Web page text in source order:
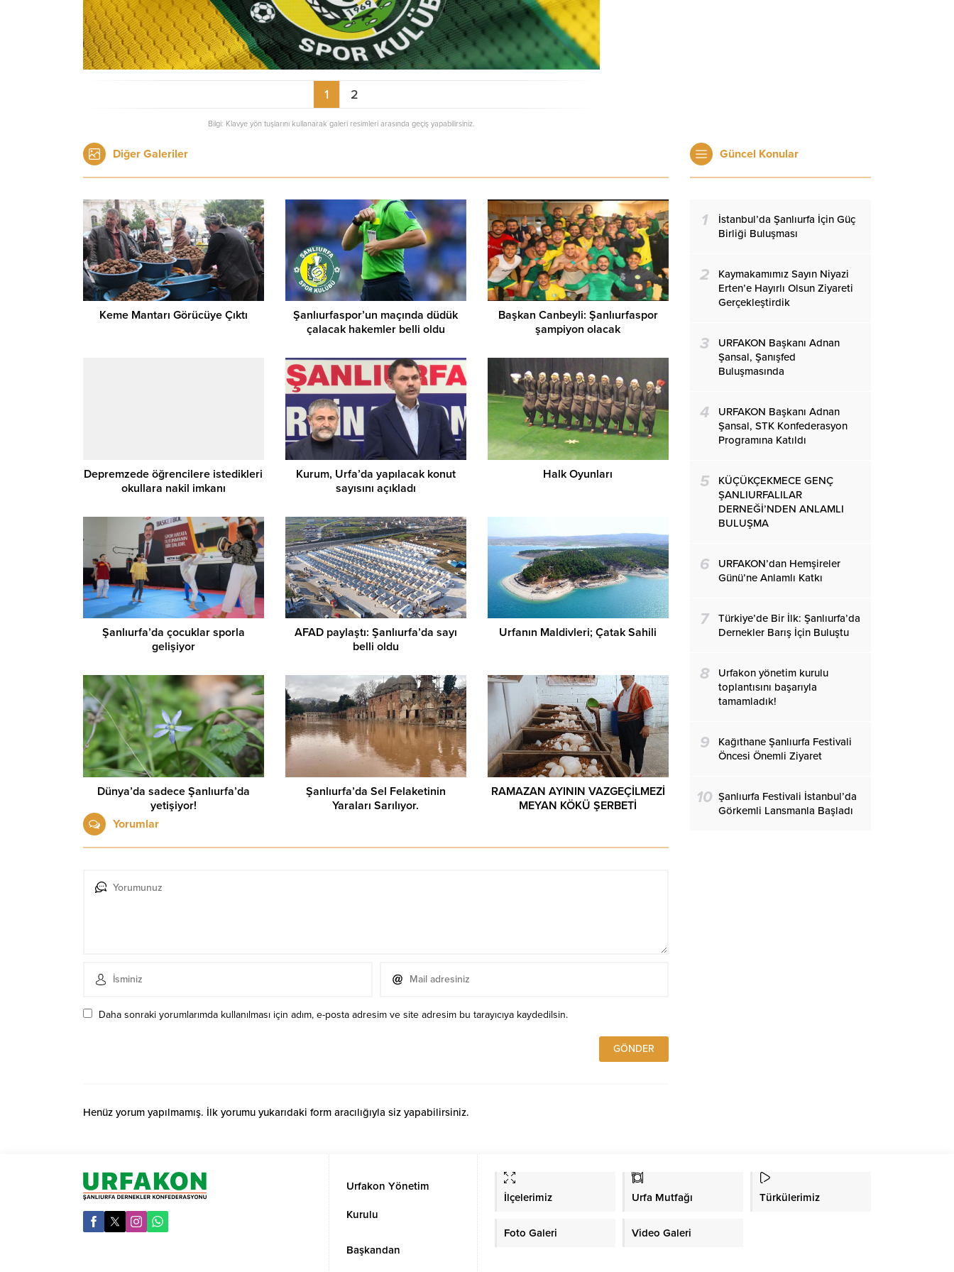
1 2
Bilgi: Klavye yön tuşlarını kullanarak galeri resimleri arasında geçiş yapabilirsiniz.
Diğer Galeriler
Keme Mantarı Görücüye Çıktı
Şanlıurfaspor’un maçında düdük
çalacak hakemler belli oldu
Başkan Canbeyli: Şanlıurfaspor
şampiyon olacak
Depremzede öğrencilere istedikleri
okullara nakil imkanı
Kurum, Urfa’da yapılacak konut
sayısını açıkladı
Halk Oyunları
Şanlıurfa’da çocuklar sporla
gelişiyor
AFAD paylaştı: Şanlıurfa’da sayı
belli oldu
Urfanın Maldivleri; Çatak Sahili
Dünya’da sadece Şanlıurfa’da
yetişiyor!
Şanlıurfa’da Sel Felaketinin
Yaraları Sarılıyor.
RAMAZAN AYININ VAZGEÇİLMEZİ
MEYAN KÖKÜ ŞERBETİ
Yorumlar
Daha sonraki yorumlarımda kullanılması için adım, e-posta adresim ve site adresim bu tarayıcıya kaydedilsin.
Henüz yorum yapılmamış. İlk yorumu yukarıdaki form aracılığıyla siz yapabilirsiniz.
Güncel Konular
1
İstanbul’da Şanlıurfa İçin Güç
Birliği Buluşması
2
Kaymakamımız Sayın Niyazi
Erten’e Hayırlı Olsun Ziyareti
Gerçekleştirdik
3
URFAKON Başkanı Adnan
Şansal, Şanışfed
Buluşmasında
4
URFAKON Başkanı Adnan
Şansal, STK Konfederasyon
Programına Katıldı
5
KÜÇÜKÇEKMECE GENÇ
ŞANLIURFALILAR
DERNEĞİ’NDEN ANLAMLI
BULUŞMA
6
URFAKON’dan Hemşireler
Günü’ne Anlamlı Katkı
7
Türkiye’de Bir İlk: Şanlıurfa’da
Dernekler Barış İçin Buluştu
8
Urfakon yönetim kurulu
toplantısını başarıyla
tamamladık!
9
Kağıthane Şanlıurfa Festivali
Öncesi Önemli Ziyaret
10 Şanlıurfa Festivali İstanbul’da
Görkemli Lansmanla Başladı
Urfakon Yönetim
Kurulu
Başkandan
İlçelerimiz Urfa Mutfağı Türkülerimiz
Foto Galeri Video Galeri